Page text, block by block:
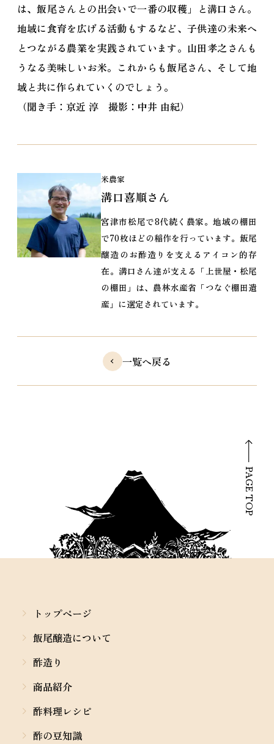
は、飯尾さんとの出会いで一番の収穫 」と溝口さん。
地域に食育を広げる活動もするなど、子供達の未来へ
とつながる農業を実践されています。山田孝之さんも
うなる美味しいお米。これからも飯尾さん、そして地
域と共に作られていくのでしょう。
（聞き手：京近 淳 撮影：中井 由紀）
米農家
溝口喜順さん
宮津市松尾で8代続く農家。地域の棚田
で70枚ほどの稲作を行っています。飯尾
醸造のお酢造りを支えるアイコン的存
在。溝口さん達が支える「上世屋・松尾
の棚田」は、農林水産省「つなぐ棚田遺
産」に選定されています。
一覧へ戻る
PAGE TOP
トップページ
飯尾醸造について
酢造り
商品紹介
酢料理レシピ
酢の豆知識